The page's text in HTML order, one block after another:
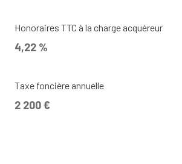
Honoraires TTC à la charge acquéreur
4,22 %
Taxe foncière annuelle
2 200 €